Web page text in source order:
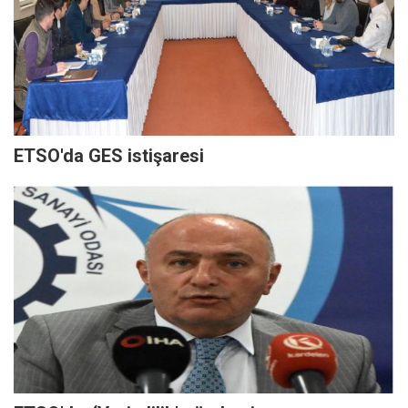
ETSO'da GES istişaresi